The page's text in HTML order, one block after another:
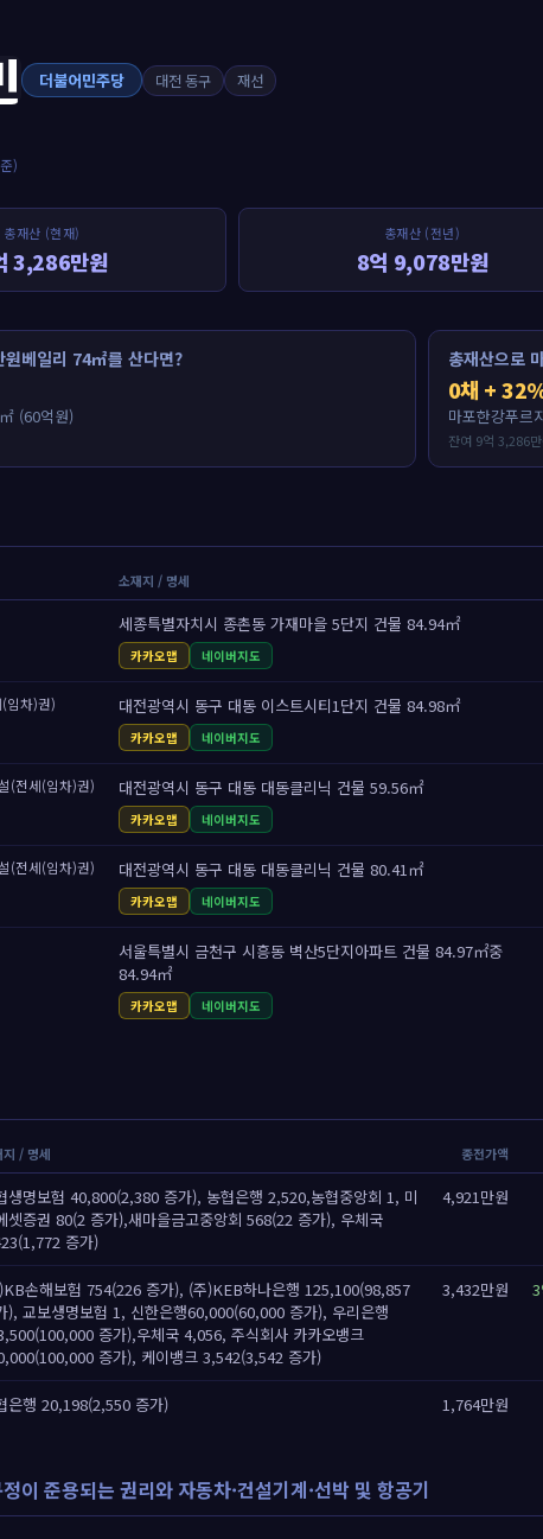
더불어민주당 대전 동구 재선
)
총재산 (현재)
3,286만원
총재산 (전년)
8억 9,078만원
원베일리 74㎡를 산다면?
(60억원)
총재산으로
0채 +
마포한강푸르
잔여 9억 3,286
소재지 / 명세
세종특별자치시 종촌동 가재마을 5단지 건물 84.94㎡
카카오맵 네이버지도
임차)권) 대전광역시 동구 대동 이스트시티1단지 건물 84.98㎡
카카오맵 네이버지도
(전세(임차)권) 대전광역시 동구 대동 대동클리닉 건물 59.56㎡
카카오맵 네이버지도
(전세(임차)권) 대전광역시 동구 대동 대동클리닉 건물 80.41㎡
카카오맵 네이버지도
서울특별시 금천구 시흥동 벽산5단지아파트 건물 84.97㎡중
84.94㎡
카카오맵 네이버지도
지 / 명세 종전가액
생명보험 40,800(2,380 증가), 농협은행 2,520,농협중앙회 1, 미
셋증권 80(2 증가),새마을금고중앙회 568(22 증가), 우체국
증가)
4,921만원
손해보험 754(226 증가), (주)KEB하나은행 125,100(98,857
), 교보생명보험 1, 신한은행60,000(60,000 증가), 우리은행
증가),우체국 4,056, 주식회사 카카오뱅크
증가), 케이뱅크 3,542(3,542 증가)
3,432만원
은행 20,198(2,550 증가) 1,764만원
이 준용되는 권리와 자동차·건설기계·선박 및 항공기